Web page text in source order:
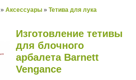
» Аксессуары » Тетива для лука
Изготовление тетивы
для блочного
арбалета Barnett
Vengance